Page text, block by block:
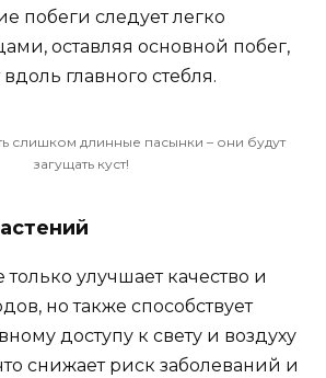
побеги следует легко
оставляя основной побег,
главного стебля.
слишком длинные пасынки – они будут
загущать куст!
улучшает качество и
но также способствует
доступу к свету и воздуху
снижает риск заболеваний и